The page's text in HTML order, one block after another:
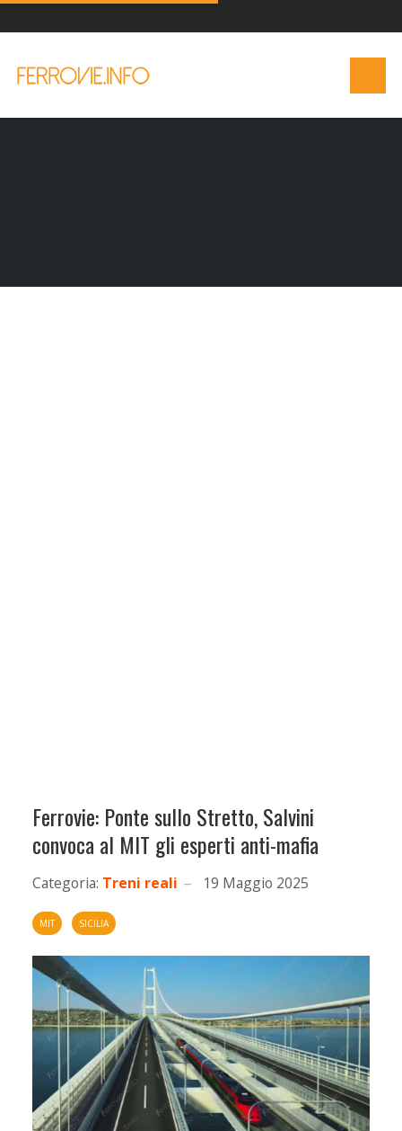
Ferrovie: Ponte sullo Stretto, Salvini
convoca al MIT gli esperti anti-mafia
Categoria: Treni reali 19 Maggio 2025
MIT SICILIA